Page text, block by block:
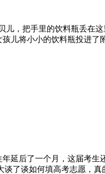
儿，把手里的饮料瓶丢在
儿将小小的饮料瓶投进了
延后了一个月，这届考
了谈如何填高考志愿，